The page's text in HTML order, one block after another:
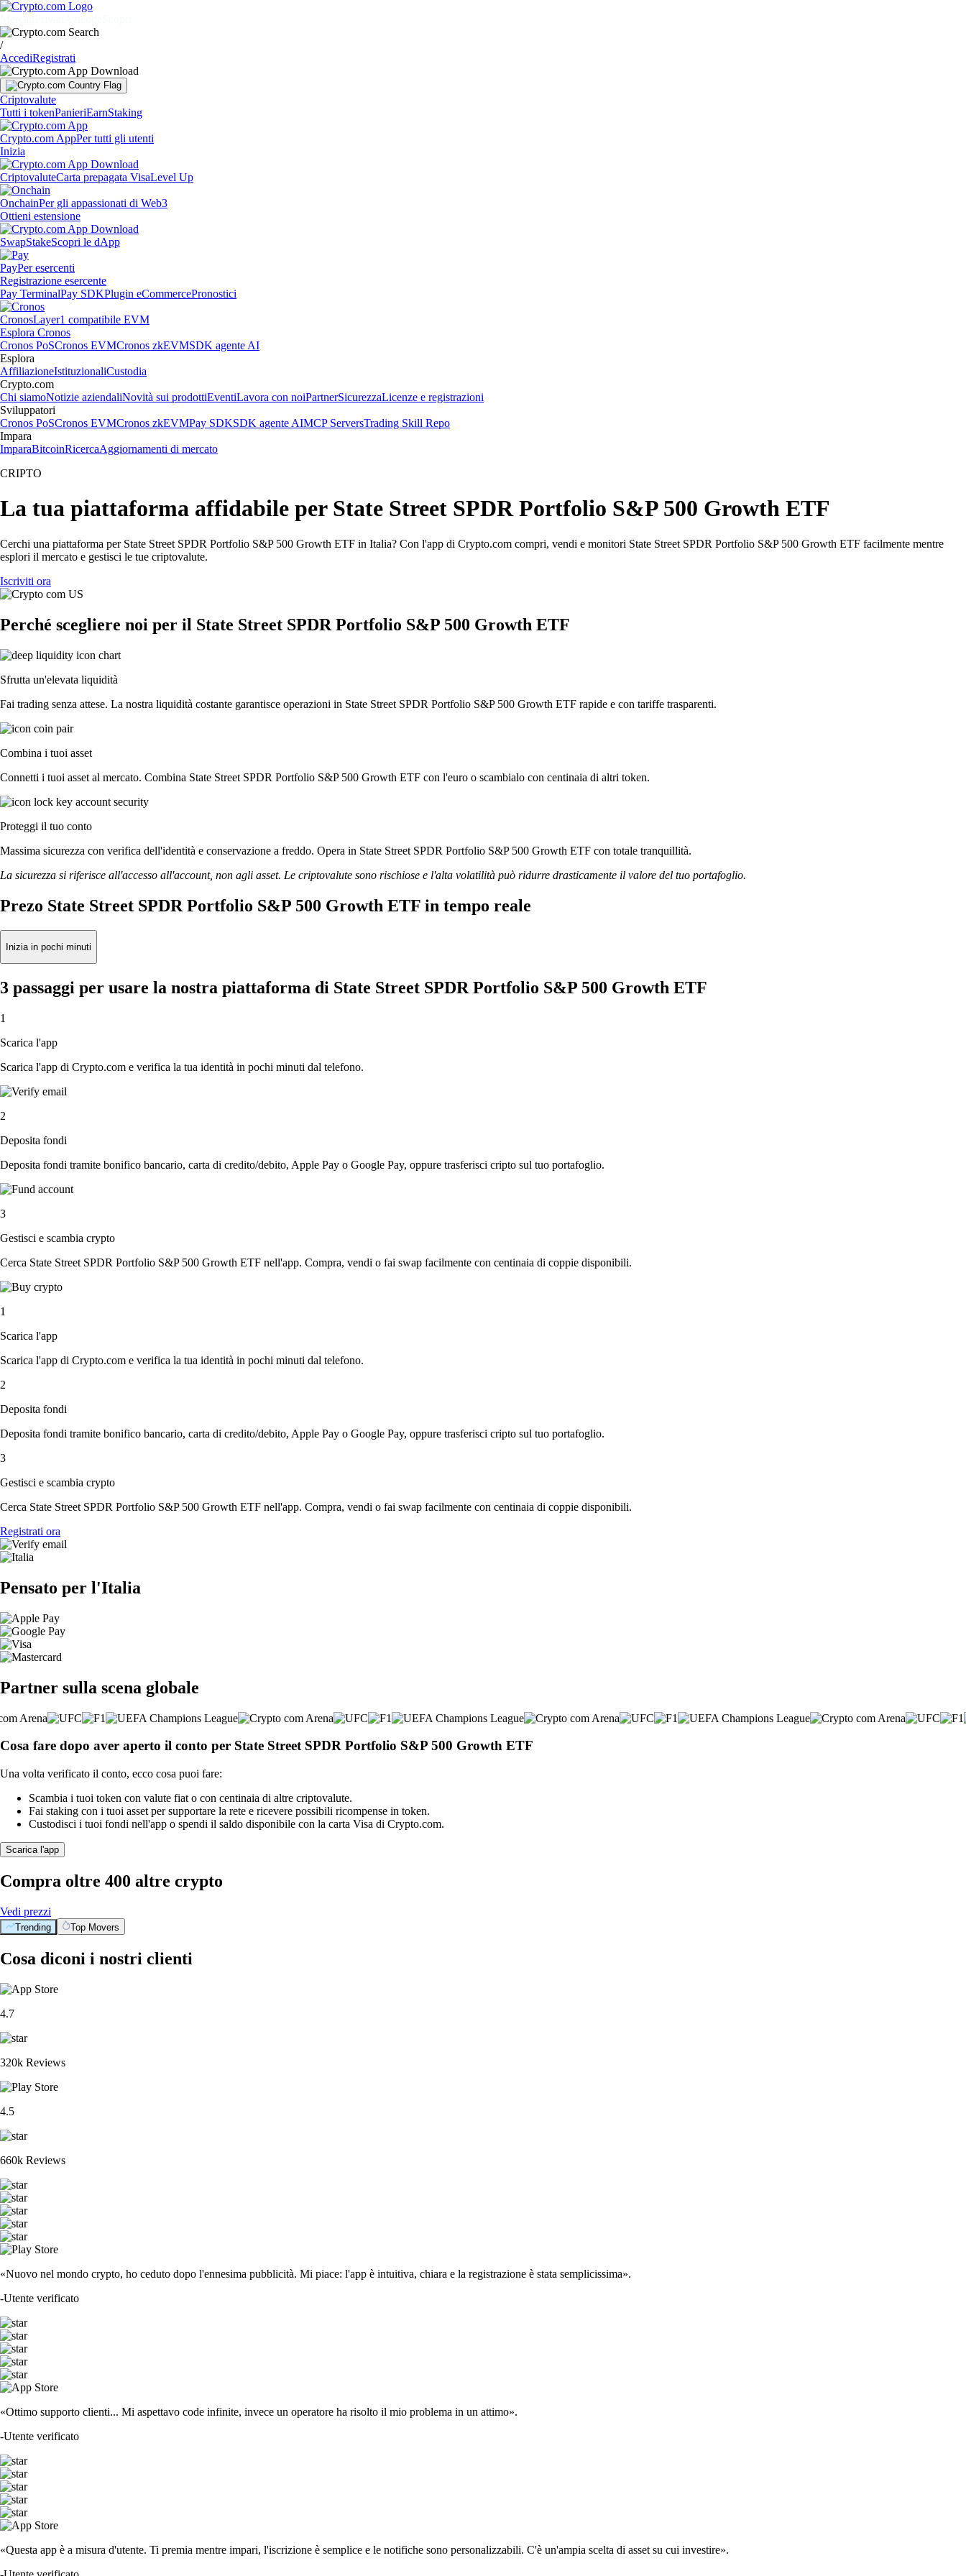
/
AccediRegistrati
Criptovalute
Tutti i tokenPanieriEarnStaking
Crypto.com AppPer tutti gli utenti
Inizia
CriptovaluteCarta prepagata VisaLevel Up
OnchainPer gli appassionati di Web3
Ottieni estensione
SwapStakeScopri le dApp
PayPer esercenti
Registrazione esercente
Pay TerminalPay SDKPlugin eCommercePronostici
CronosLayer1 compatibile EVM
Esplora Cronos
Cronos PoSCronos EVMCronos zkEVMSDK agente AI
Esplora
AffiliazioneIstituzionaliCustodia
Crypto.com
Chi siamoNotizie aziendaliNovità sui prodottiEventiLavora con noiPartnerSicurezzaLicenze e registrazioni
Sviluppatori
Cronos PoSCronos EVMCronos zkEVMPay SDKSDK agente AIMCP ServersTrading Skill Repo
Impara
ImparaBitcoinRicercaAggiornamenti di mercato
CRIPTO
La tua piattaforma affidabile per State Street SPDR Portfolio S&P 500 Growth ETF
Cerchi una piattaforma per State Street SPDR Portfolio S&P 500 Growth ETF in Italia? Con l'app di Crypto.com compri, vendi e monitori State Street SPDR Portfolio S&P 500 Growth ETF facilmente mentre
esplori il mercato e gestisci le tue criptovalute.
Iscriviti ora
Perché scegliere noi per il State Street SPDR Portfolio S&P 500 Growth ETF
Sfrutta un'elevata liquidità
Fai trading senza attese. La nostra liquidità costante garantisce operazioni in State Street SPDR Portfolio S&P 500 Growth ETF rapide e con tariffe trasparenti.
Combina i tuoi asset
Connetti i tuoi asset al mercato. Combina State Street SPDR Portfolio S&P 500 Growth ETF con l'euro o scambialo con centinaia di altri token.
Proteggi il tuo conto
Massima sicurezza con verifica dell'identità e conservazione a freddo. Opera in State Street SPDR Portfolio S&P 500 Growth ETF con totale tranquillità.
La sicurezza si riferisce all'accesso all'account, non agli asset. Le criptovalute sono rischiose e l'alta volatilità può ridurre drasticamente il valore del tuo portafoglio.
Prezo State Street SPDR Portfolio S&P 500 Growth ETF in tempo reale
Inizia in pochi minuti
3 passaggi per usare la nostra piattaforma di State Street SPDR Portfolio S&P 500 Growth ETF
1
Scarica l'app
Scarica l'app di Crypto.com e verifica la tua identità in pochi minuti dal telefono.
2
Deposita fondi
Deposita fondi tramite bonifico bancario, carta di credito/debito, Apple Pay o Google Pay, oppure trasferisci cripto sul tuo portafoglio.
3
Gestisci e scambia crypto
Cerca State Street SPDR Portfolio S&P 500 Growth ETF nell'app. Compra, vendi o fai swap facilmente con centinaia di coppie disponibili.
1
Scarica l'app
Scarica l'app di Crypto.com e verifica la tua identità in pochi minuti dal telefono.
2
Deposita fondi
Deposita fondi tramite bonifico bancario, carta di credito/debito, Apple Pay o Google Pay, oppure trasferisci cripto sul tuo portafoglio.
3
Gestisci e scambia crypto
Cerca State Street SPDR Portfolio S&P 500 Growth ETF nell'app. Compra, vendi o fai swap facilmente con centinaia di coppie disponibili.
Registrati ora
Pensato per l'Italia
Partner sulla scena globale
Cosa fare dopo aver aperto il conto per State Street SPDR Portfolio S&P 500 Growth ETF
Una volta verificato il conto, ecco cosa puoi fare:
Scambia i tuoi token con valute fiat o con centinaia di altre criptovalute.
Fai staking con i tuoi asset per supportare la rete e ricevere possibili ricompense in token.
Custodisci i tuoi fondi nell'app o spendi il saldo disponibile con la carta Visa di Crypto.com.
Scarica l'app
Compra oltre 400 altre crypto
Vedi prezzi
Trending Top Movers
Cosa diconi i nostri clienti
4.7
320k Reviews
4.5
660k Reviews
«Nuovo nel mondo crypto, ho ceduto dopo l'ennesima pubblicità. Mi piace: l'app è intuitiva, chiara e la registrazione è stata semplicissima».
-Utente verificato
«Ottimo supporto clienti... Mi aspettavo code infinite, invece un operatore ha risolto il mio problema in un attimo».
-Utente verificato
«Questa app è a misura d'utente. Ti premia mentre impari, l'iscrizione è semplice e le notifiche sono personalizzabili. C'è un'ampia scelta di asset su cui investire».